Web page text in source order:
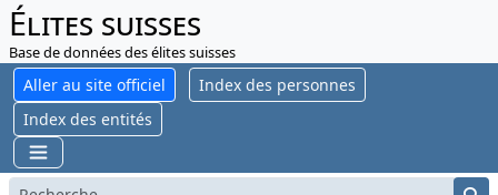
Élites suisses
Base de données des élites suisses
Aller au site officiel
Index des personnes
Index des entités